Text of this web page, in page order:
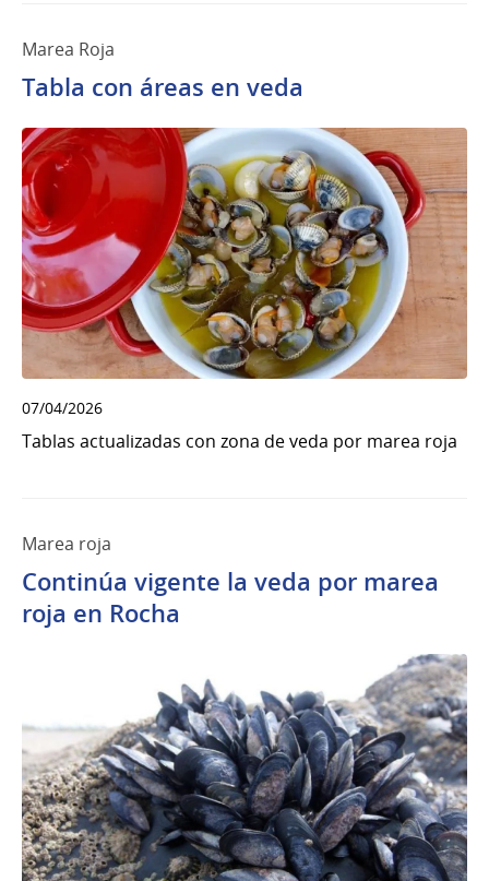
Marea Roja
Tabla con áreas en veda
07/04/2026
Tablas actualizadas con zona de veda por marea roja
Marea roja
Continúa vigente la veda por marea
roja en Rocha